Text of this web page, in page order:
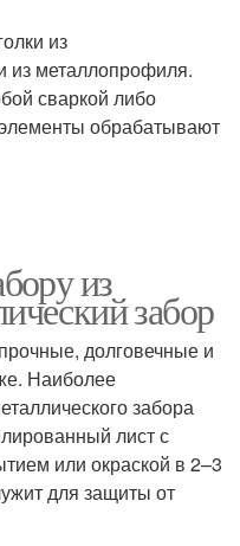
из
из металлопрофиля.
сваркой либо
обрабатывают
из
забор
долговечные и
Наиболее
забора
лист с
или окраской в 2–3
для защиты от